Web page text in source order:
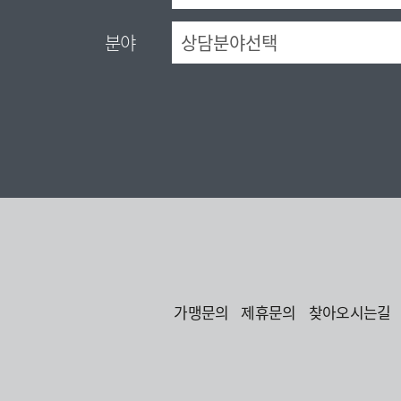
분야
가맹문의 제휴문의 찾아오시는길